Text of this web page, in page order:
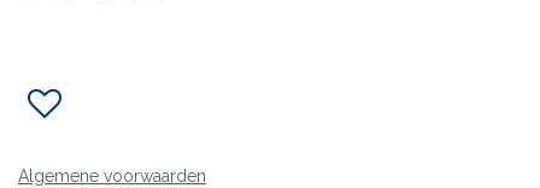
Algemene voorwaarden